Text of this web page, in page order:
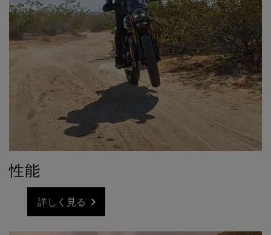
性能
詳しく見る